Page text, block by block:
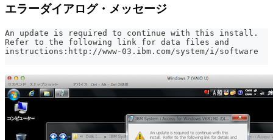
エラーダイアログ・メッセージ
An update is required to continue with this install.
Refer to the following link for data files and
instructions:http://www-03.ibm.com/system/i/software